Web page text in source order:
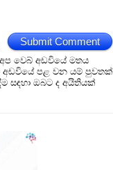
Submit Comment
වෙබ් අඩවියේ මතය
අඩවියේ පළ වන යම් පුවතක්
සඳහා ඔබට ද අයිතියක්